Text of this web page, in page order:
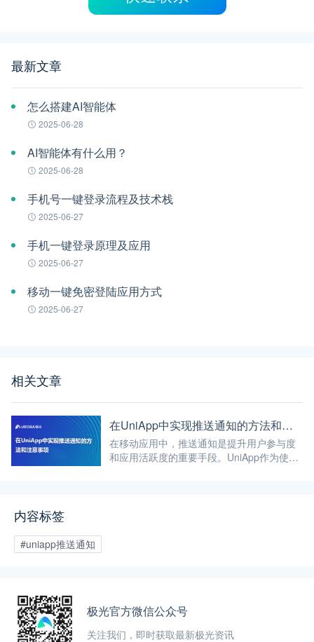
最新文章
怎么搭建AI智能体
2025-06-28
AI智能体有什么用？
2025-06-28
手机号一键登录流程及技术栈
2025-06-27
手机一键登录原理及应用
2025-06-27
移动一键免密登陆应用方式
2025-06-27
相关文章
在UniApp中实现推送通知的方法和注意事项
在移动应用中，推送通知是提升用户参与度
和应用活跃度的重要手段。UniApp作为使用
内容标签
#uniapp推送通知
极光官方微信公众号
关注我们，即时获取最新极光资讯